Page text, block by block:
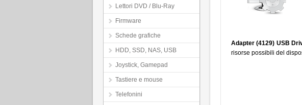
Lettori DVD / Blu-Ray
Firmware
Schede grafiche
HDD, SSD, NAS, USB
Joystick, Gamepad
Tastiere e mouse
Telefonini
Adapter (4129) USB
risorse possibili del